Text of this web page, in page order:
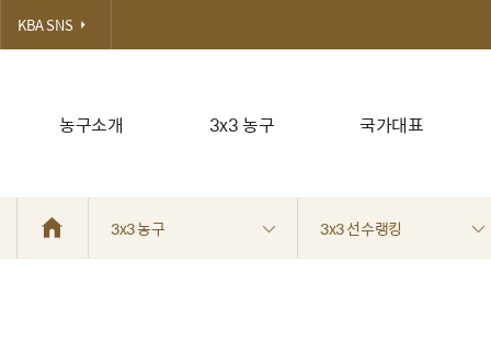
농구소개 3x3 농구 국가대표
KBA SNS
3x3 농구 3x3 선수랭킹